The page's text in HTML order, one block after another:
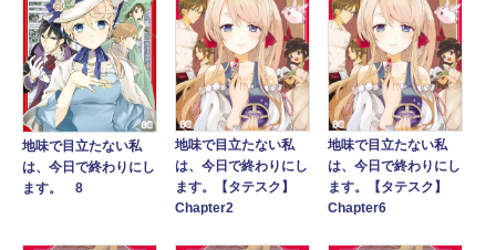
地味で目立たない私
は、今日で終わりにし
ます。 8
地味で目立たない私
は、今日で終わりにし
ます。【タテスク】
Chapter2
地味で目立たない私
は、今日で終わりにし
ます。【タテスク】
Chapter6